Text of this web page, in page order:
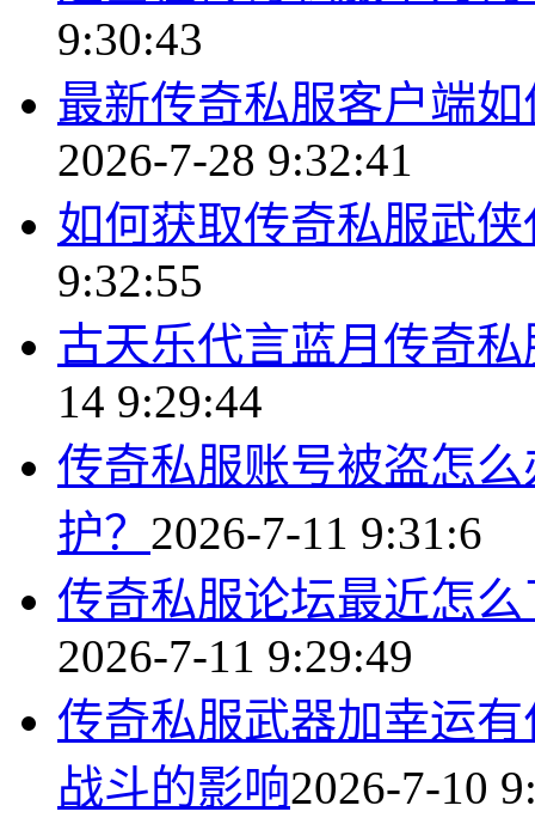
9:30:43
最新传奇私服客户端
2026-7-28 9:32:41
如何获取传奇私服武
9:32:55
古天乐代言蓝月传奇
14 9:29:44
传奇私服账号被盗怎
护？ 2026-7-11 9:31:6
传奇私服论坛最近怎
2026-7-11 9:29:49
传奇私服武器加幸运
战斗的影响2026-7-10